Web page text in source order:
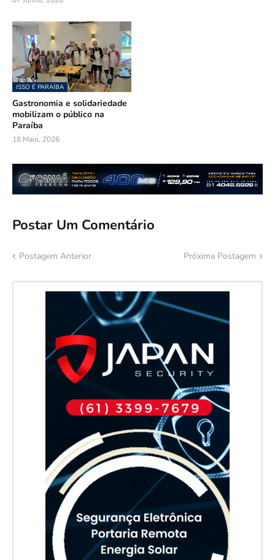
ISSO É PARAÍBA
Gastronomia e solidariedade
mobilizam o público na
Paraíba
18 Maio, 2026
Postar Um Comentário
Postagem Anterior Próxima Postagem